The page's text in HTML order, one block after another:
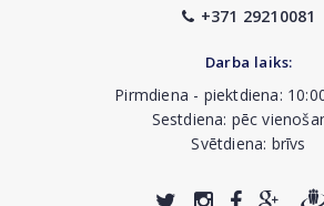
+371 29210081
Darba laiks:
Pirmdiena - piektdiena:
Sestdiena: pēc
Svētdiena: brīvs